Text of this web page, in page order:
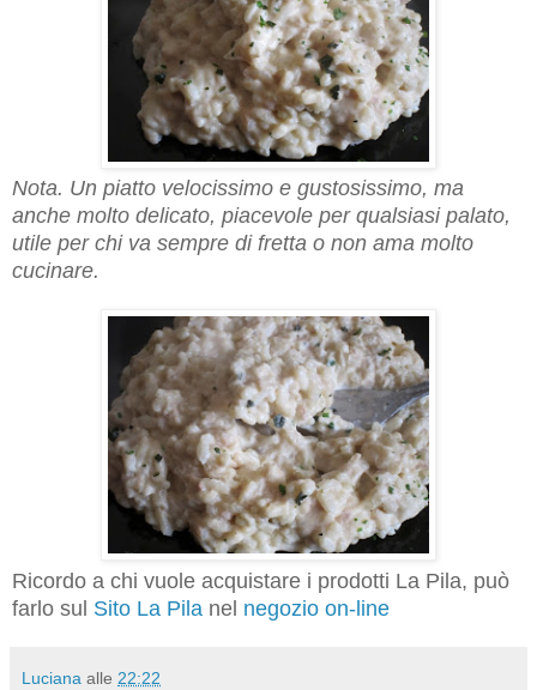
Nota. Un piatto velocissimo e gustosissimo, ma
anche molto delicato, piacevole per qualsiasi palato,
utile per chi va sempre di fretta o non ama molto
cucinare.
Ricordo a chi vuole acquistare i prodotti La Pila, può
farlo sul Sito La Pila nel negozio on-line
Luciana alle 22:22